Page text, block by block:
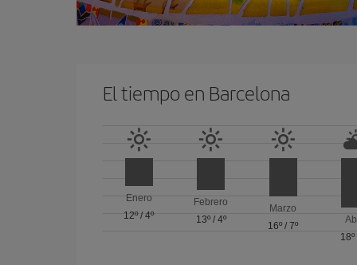
El tiempo en Barcelona
Enero
12º/4º
Febrero
13º/ 4º
Marzo
16º /7º
18º